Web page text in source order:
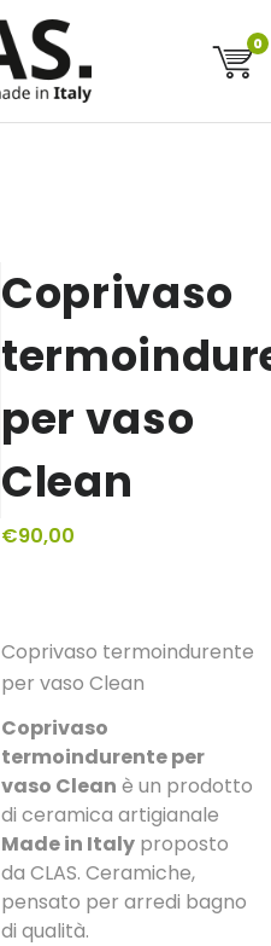
0
Coprivaso
per vaso
Clean
€90,00
Coprivaso termoindurente
per vaso Clean
Coprivaso
termoindurente per
vaso Clean è un prodotto
di ceramica artigianale
Made in Italy proposto
da CLAS. Ceramiche,
pensato per arredi bagno
di qualità.